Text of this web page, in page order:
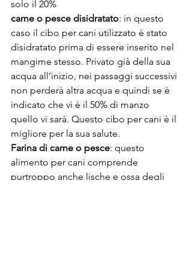
solo il 20%
carne o pesce disidratato: in questo
caso il cibo per cani utilizzato è stato
disidratato prima di essere inserito nel
mangime stesso. Privato già della sua
acqua all’inizio, nei passaggi successivi
non perderà altra acqua e quindi se è
indicato che vi è il 50% di manzo
quello vi sarà. Questo cibo per cani è il
migliore per la sua salute.
Farina di carne o pesce: questo
alimento per cani comprende
purtroppo anche lische e ossa degli